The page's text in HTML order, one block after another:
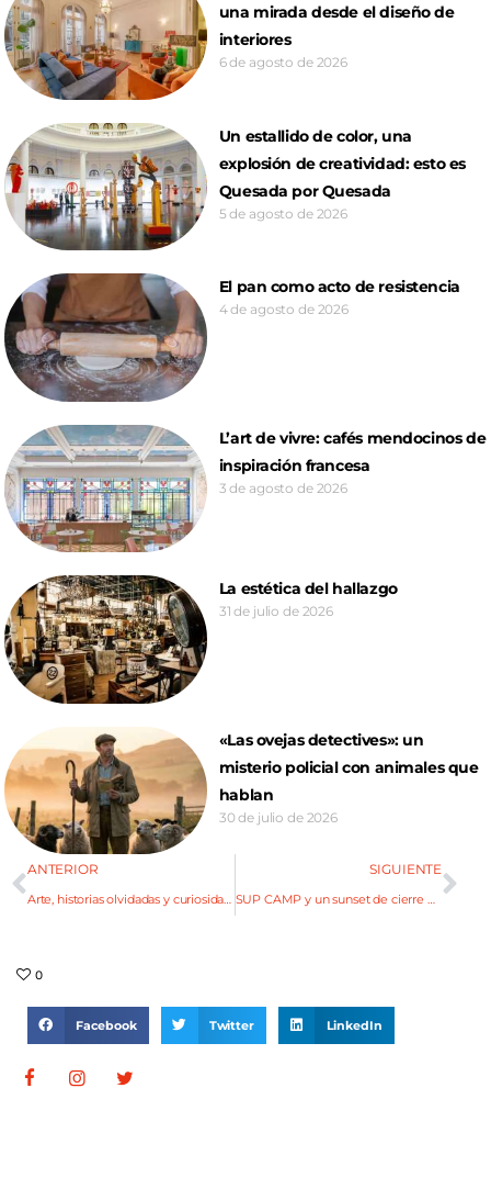
una mirada desde el diseño de
interiores
6 de agosto de 2026
Un estallido de color, una
explosión de creatividad: esto es
Quesada por Quesada
5 de agosto de 2026
El pan como acto de resistencia
4 de agosto de 2026
L’art de vivre: cafés mendocinos de
inspiración francesa
3 de agosto de 2026
La estética del hallazgo
31 de julio de 2026
«Las ovejas detectives»: un
misterio policial con animales que
hablan
30 de julio de 2026
ANTERIOR
Arte, historias olvidadas y curiosidades del Parque
SIGUIENTE
SUP CAMP y un sunset de cierre en Potrerillos
0
Facebook Twitter LinkedIn